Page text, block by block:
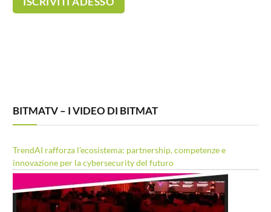
BITMATV – I VIDEO DI BITMAT
TrendAI rafforza l’ecosistema: partnership, competenze e
innovazione per la cybersecurity del futuro